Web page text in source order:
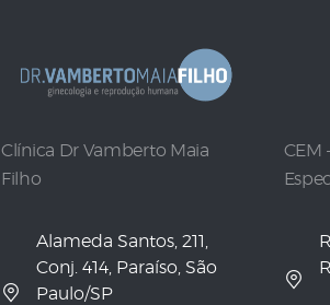
Clínica Dr Vamberto Maia
Filho
Alameda Santos, 211,
Conj. 414, Paraíso, São
Paulo/SP
CEM